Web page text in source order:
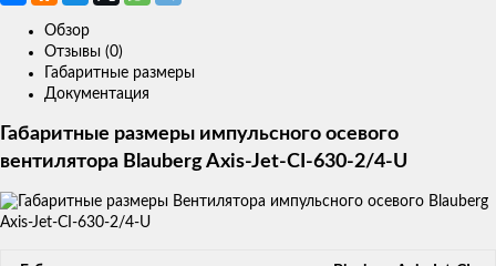
Обзор
Отзывы (0)
Габаритные размеры
Документация
Габаритные размеры импульсного осевого
вентилятора Blauberg Axis-Jet-CI-630-2/4-U